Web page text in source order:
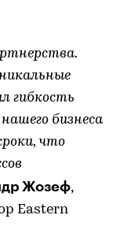
гибкость
бизнеса
что
Жозеф,
Eastern